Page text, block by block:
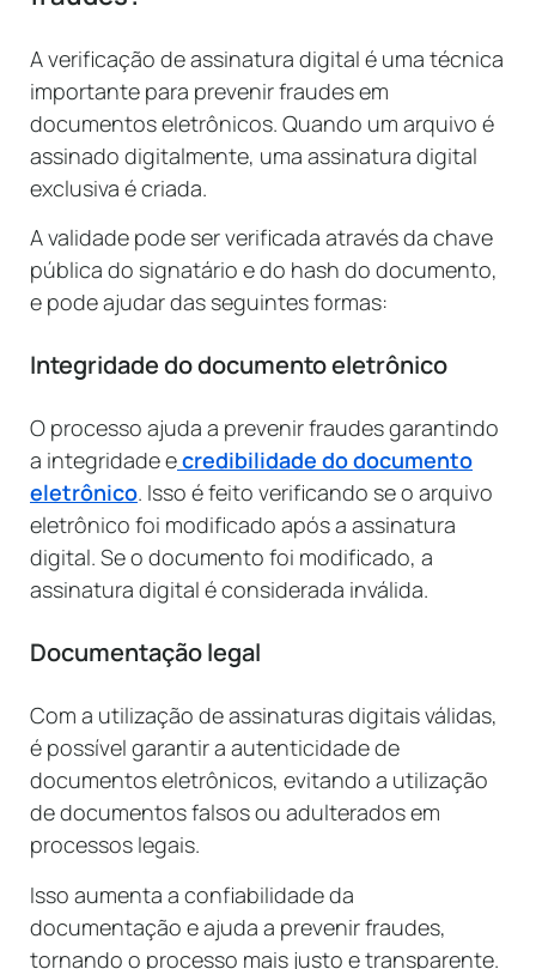
A verificação de assinatura digital é uma técnica
importante para prevenir fraudes em
documentos eletrônicos. Quando um arquivo é
assinado digitalmente, uma assinatura digital
exclusiva é criada.
A validade pode ser verificada através da chave
pública do signatário e do hash do documento,
e pode ajudar das seguintes formas:
Integridade do documento eletrônico
O processo ajuda a prevenir fraudes garantindo
a integridade ecredibilidade do documento
eletrônico. Isso é feito verificando se o arquivo
eletrônico foi modificado após a assinatura
digital. Se o documento foi modificado, a
assinatura digital é considerada inválida.
Documentação legal
Com a utilização de assinaturas digitais válidas,
é possível garantir a autenticidade de
documentos eletrônicos, evitando a utilização
de documentos falsos ou adulterados em
processos legais.
Isso aumenta a confiabilidade da
documentação e ajuda a prevenir fraudes,
tornando o processo mais justo e transparente.